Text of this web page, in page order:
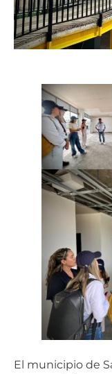
El municipio de